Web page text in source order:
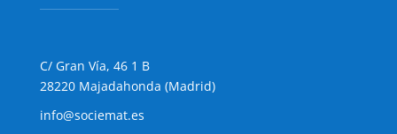
C/ Gran Vía, 46 1 B
28220 Majadahonda (Madrid)
info@sociemat.es